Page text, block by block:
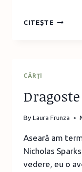
CITEȘTELEAPŞA
CĂRŢI
ByLaura Frunza
Aseară am
Nicholas
vedere, eu o